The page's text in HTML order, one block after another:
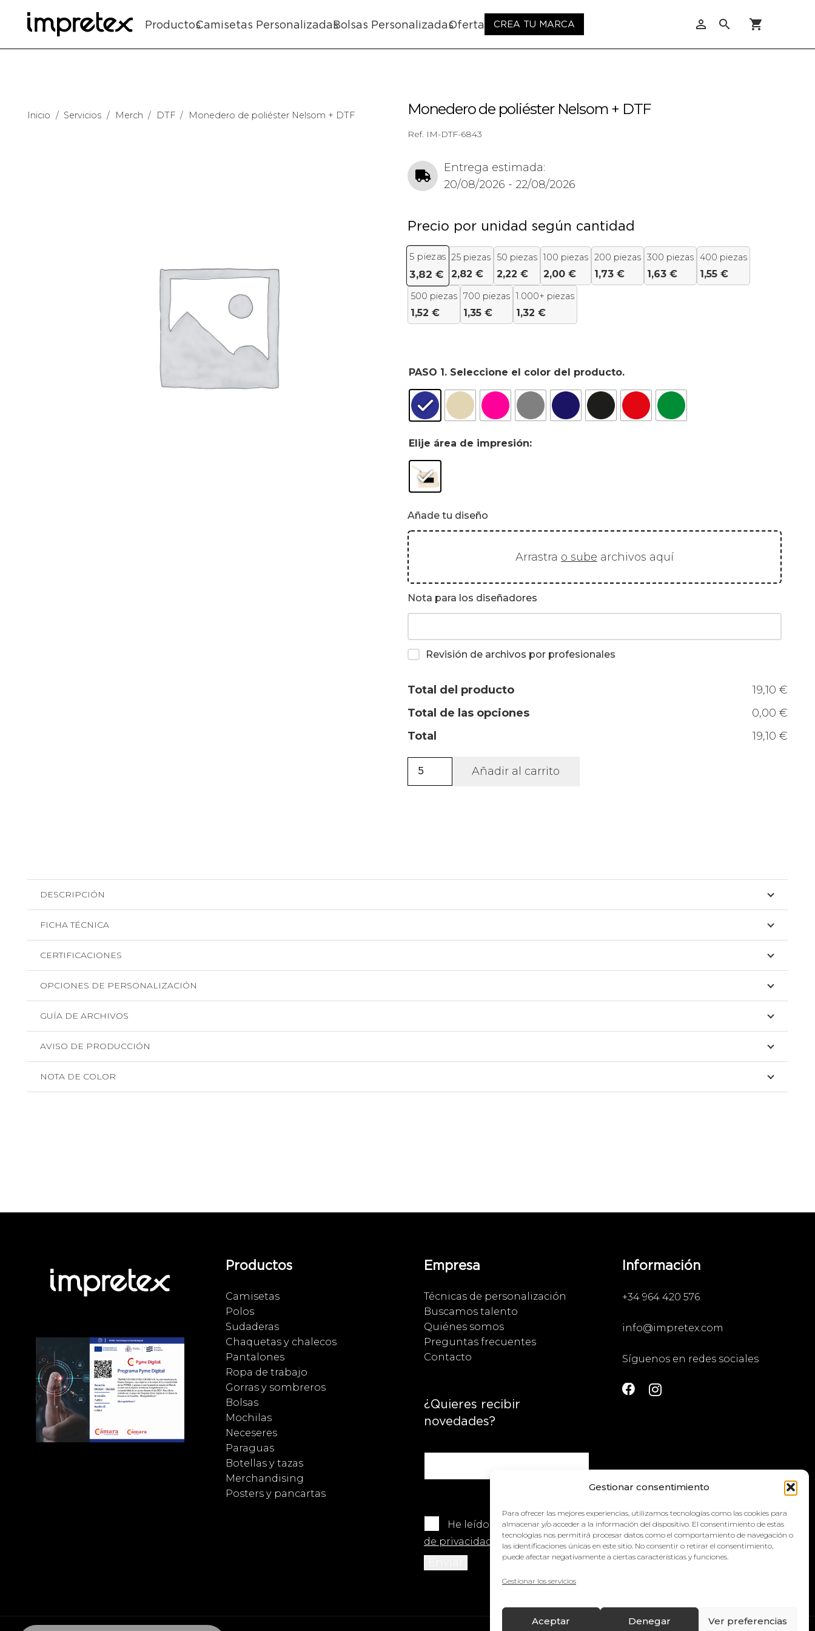
Gestionar consentimiento
Para ofrecer las mejores experiencias, utilizamos tecnologías como las cookies para
almacenar y/o acceder a la información del dispositivo. El consentimiento de estas
tecnologías nos permitirá procesar datos como el comportamiento de navegación o
las identificaciones únicas en este sitio. No consentir o retirar el consentimiento,
puede afectar negativamente a ciertas características y funciones.
Gestionar los servicios
Aceptar Denegar Ver preferencias
ProductosCamisetas PersonalizadasBolsas PersonalizadasOferta CREA TU MARCA person_outline search shopping_cart
Inicio / Servicios / Merch / DTF / Monedero de poliéster Nelsom + DTF Monedero de poliéster Nelsom + DTF
Ref. IM-DTF-6843
Entrega estimada:
20/08/2026 - 22/08/2026
Precio por unidad según cantidad
5 piezas
3,82 €
25 piezas
2,82 €
50 piezas
2,22 €
100 piezas
2,00 €
200 piezas
1,73 €
300 piezas
1,63 €
400 piezas
1,55 €
500 piezas
1,52 €
700 piezas
1,35 €
1.000+ piezas
1,32 €
PASO 1. Seleccione el color del producto.
Elije área de impresión:
Añade tu diseño
Arrastra o sube archivos aquí
Nota para los diseñadores
Revisión de archivos por profesionales
Total del producto
19,10 €
Total de las opciones
0,00 €
Total
19,10 €
Monedero
de
Añadir al carrito
DESCRIPCIÓN
FICHA TÉCNICA
CERTIFICACIONES
OPCIONES DE PERSONALIZACIÓN
GUÍA DE ARCHIVOS
AVISO DE PRODUCCIÓN
NOTA DE COLOR
Productos
Camisetas
Polos
Sudaderas
Chaquetas y chalecos
Pantalones
Ropa de trabajo
Gorras y sombreros
Bolsas
Mochilas
Neceseres
Paraguas
Botellas y tazas
Merchandising
Posters y pancartas
Empresa
Técnicas de personalización
Buscamos talento
Quiénes somos
Preguntas frecuentes
Contacto
¿Quieres recibir
novedades?
He leído y acepto lapolítica
de privacidad
Información
+34 964 420 576
info@impretex.com
Síguenos en redes sociales